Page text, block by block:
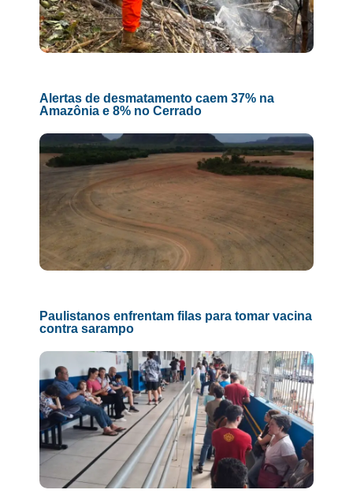
Alertas de desmatamento caem 37% na
Amazônia e 8% no Cerrado
Paulistanos enfrentam filas para tomar vacina
contra sarampo